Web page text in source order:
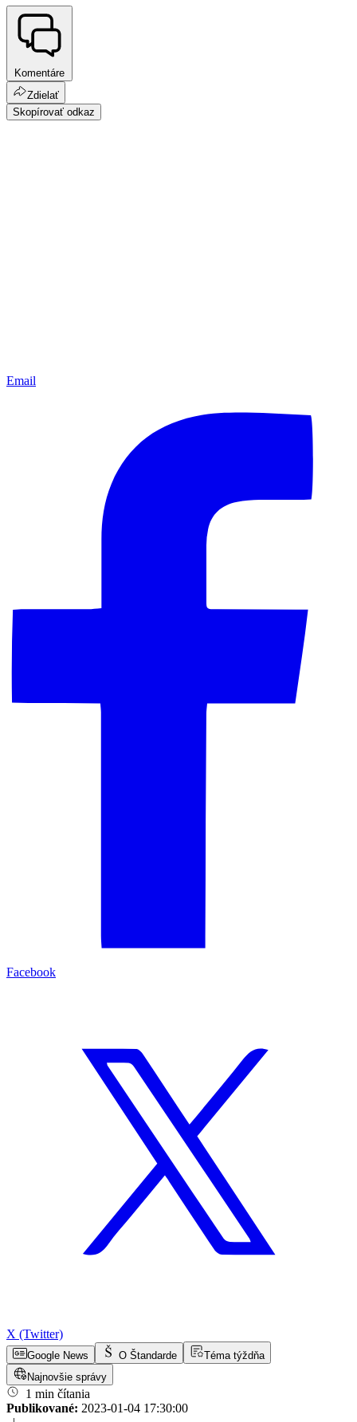
Komentáre
Zdielať
Skopírovať odkaz
Email
Facebook
X (Twitter)
Google News O Štandarde
Téma týždňa
Najnovšie správy
1 min čítania
Publikované: 2023-01-04 17:30:00